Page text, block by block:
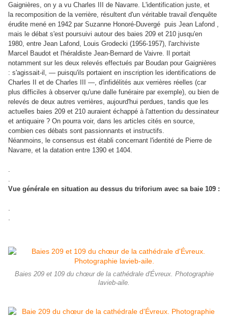
Gaignières, on y a vu Charles III de Navarre. L'identification juste, et
la recomposition de la verrière, résultent d'un véritable travail d'enquête
érudite mené en 1942 par Suzanne Honoré-Duvergé puis Jean Lafond ,
mais le débat s'est poursuivi autour des baies 209 et 210 jusqu'en
1980, entre Jean Lafond, Louis Grodecki (1956-1957), l'archiviste
Marcel Baudot et l'héraldiste Jean-Bernard de Vaivre. Il portait
notamment sur les deux relevés effectués par Boudan pour Gaignières
: s'agissait-il, — puisqu'ils portaient en inscription les identifications de
Charles II et de Charles III —, d'infidélités aux verrières réelles (car
plus difficiles à observer qu'une dalle funéraire par exemple), ou bien de
relevés de deux autres verrières, aujourd'hui perdues, tandis que les
actuelles baies 209 et 210 auraient échappé à l'attention du dessinateur
et antiquaire ? On pourra voir, dans les articles cités en source,
combien ces débats sont passionnants et instructifs.
Néanmoins, le consensus est établi concernant l'identité de Pierre de
Navarre, et la datation entre 1390 et 1404.
.
.
Vue générale en situation au dessus du triforium avec sa baie 109 :
Baies 209 et 109 du chœur de la cathédrale d'Évreux. Photographie
lavieb-aile.